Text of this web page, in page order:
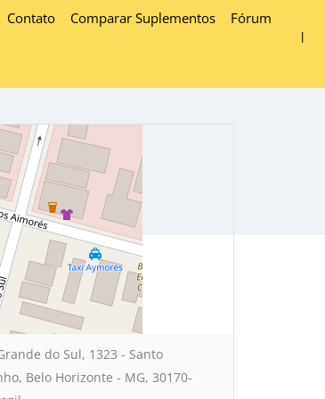
Contato Comparar Suplementos Fórum
do Sul, 1323 - Santo
Belo Horizonte - MG, 30170-